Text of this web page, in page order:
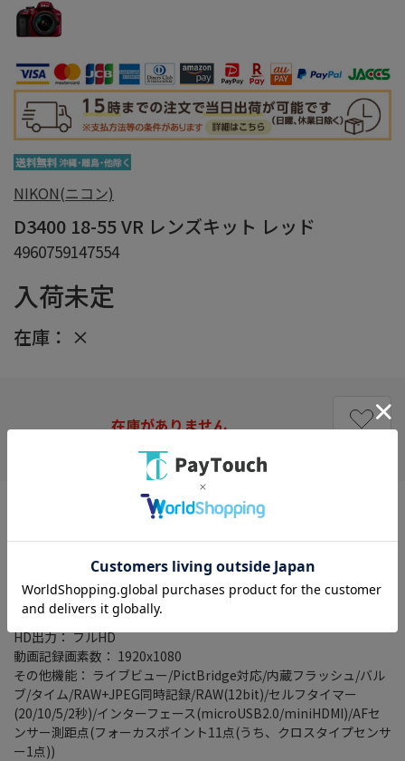
NIKON(ニコン)
D3400 18-55 VR レンズキット レッド
4960759147554
入荷未定
在庫： ×
在庫がありません
2416万画素のエントリー一眼レフカメラ
タイプ： 一眼レフ
レンズマウント： ニコンFマウント
連写撮影： 最高約5コマ/秒
記録メディア： SDHC/SD/SDXCカード
HD出力： フルHD
動画記録画素数： 1920x1080
その他機能： ライブビュー/PictBridge対応/内蔵フラッシュ/バル
ブ/タイム/RAW+JPEG同時記録/RAW(12bit)/セルフタイマー
(20/10/5/2秒)/インターフェース(microUSB2.0/miniHDMI)/AFセ
ンサー測距点(フォーカスポイント11点(うち、クロスタイプセンサ
ー1点))